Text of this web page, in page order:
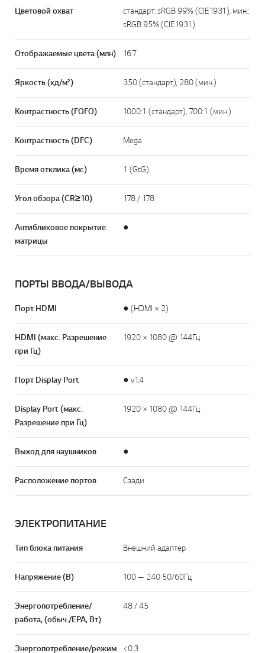
Цветовой охват
стандарт: sRGB 99% (CIE1931), мин.:
sRGB 95% (CIE1931)
Отображаемые цвета (млн) 16.7
Яркость (кд/м²) 350 (стандарт), 280 (мин.)
Контрастность (FOFO) 1000:1 (стандарт), 700:1 (мин.)
Контрастность (DFC) Mega
Время отклика (мс) 1 (GtG)
Угол обзора (CR≥10) 178 / 178
Антибликовое покрытие
матрицы
●
ПОРТЫ ВВОДА/ВЫВОДА
Порт HDMI ● (HDMI × 2)
HDMI (макс. Разрешение
при Гц)
1920 × 1080 @ 144Гц
Порт Display Port ● v1.4
Display Port (макс.
Разрешение при Гц)
1920 × 1080 @ 144Гц
Выход для наушников ●
Расположение портов Сзади
ЭЛЕКТРОПИТАНИЕ
Тип блока питания Внешний адаптер
Напряжение (В) 100 — 240 50/60Гц
Энергопотребление/
работа, (обыч./EPA, Вт)
48 / 45
Энергопотребление/режим <0.3